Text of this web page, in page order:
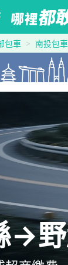
包車 南投包車
→